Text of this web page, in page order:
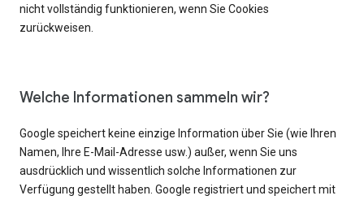
nicht vollständig funktionieren, wenn Sie Cookies
zurückweisen.
Welche Informationen sammeln wir?
Google speichert keine einzige Information über Sie (wie Ihren
Namen, Ihre E-Mail-Adresse usw.) außer, wenn Sie uns
ausdrücklich und wissentlich solche Informationen zur
Verfügung gestellt haben. Google registriert und speichert mit